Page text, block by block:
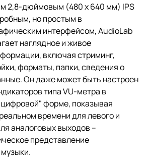
2,8-дюймовым (480 x 640 мм) IPS
но простым в
интерфейсом, AudioLab
наглядное и живое
включая стриминг,
форматы, папки, сведения о
Он даже может быть настроен
типа VU-метра в
форме, показывая
времени для левого и
аналоговых выходов –
представление